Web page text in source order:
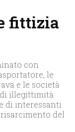
fittizia
con
le
e le società
illegittimità
di interessanti
del